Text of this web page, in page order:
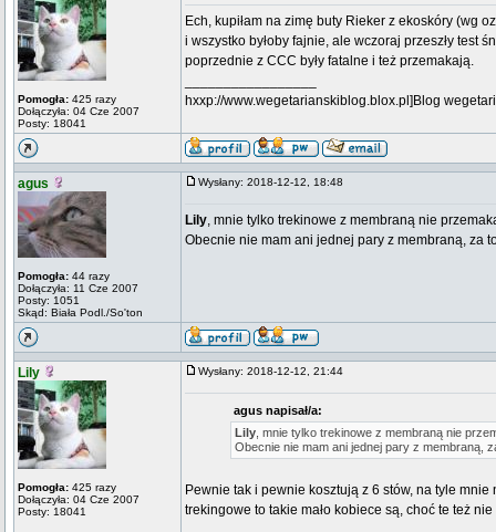
Pomogła: 425 razy
Dołączyła: 04 Cze 2007
Posty: 18041
Ech, kupiłam na zimę buty Rieker z ekoskóry (wg
i wszystko byłoby fajnie, ale wczoraj przeszły test
poprzednie z CCC były fatalne i też przemakają.
hxxp://www.wegetarianskiblog.blox.pl]Blog
agus
Pomogła: 44 razy
Dołączyła: 11 Cze 2007
Posty: 1051
Skąd: Biała Podl./So'ton
Wysłany: 2018-12-12, 18:48
Lily, mnie tylko trekinowe z membraną nie
Obecnie nie mam ani jednej pary z membraną, za
Lily
Pomogła: 425 razy
Dołączyła: 04 Cze 2007
Posty: 18041
Wysłany: 2018-12-12, 21:44
agus napisał/a:
Lily , mnie tylko trekinowe z membraną nie
Obecnie nie mam ani jednej pary z membraną,
Pewnie tak i pewnie kosztują z 6 stów, na tyle mnie
trekingowe to takie mało kobiece są, choć te też